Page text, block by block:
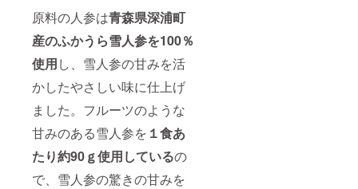
原料の人参は青森県深浦町
産のふかうら雪人参を100％
使用し、雪人参の甘みを活
かしたやさしい味に仕上げ
ました。フルーツのような
甘みのある雪人参を １食あ
たり約90ｇ使用しているの
で、雪人参の驚きの甘みを